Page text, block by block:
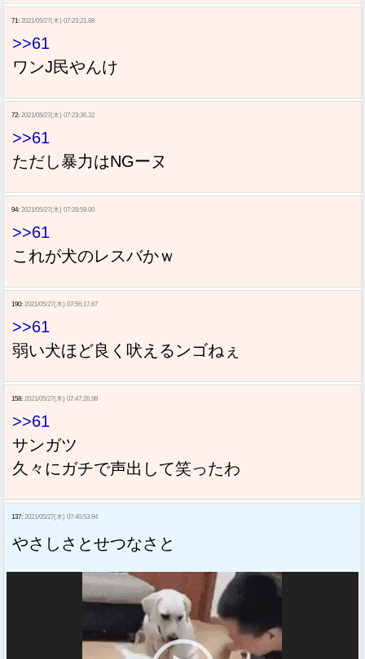
71: 2021/05/27(木) 07:23:21.88
>>61
ワンJ民やんけ
72: 2021/05/27(木) 07:23:36.32
>>61
ただし暴力はNGーヌ
94: 2021/05/27(木) 07:28:59.00
>>61
これが犬のレスバかｗ
190: 2021/05/27(木) 07:56:17.67
>>61
弱い犬ほど良く吠えるンゴねぇ
158: 2021/05/27(木) 07:47:26.98
>>61
サンガツ
久々にガチで声出して笑ったわ
137: 2021/05/27(木) 07:40:53.94
やさしさとせつなさと